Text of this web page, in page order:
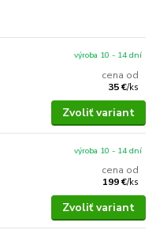
cena od
35 €/ks
výroba 10 - 14 dní
Zvoliť variant
cena od
199 €/ks
výroba 10 - 14 dní
Zvoliť variant